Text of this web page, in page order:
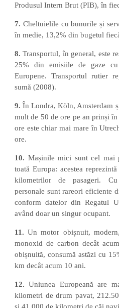
Produsul Intern Brut (PIB), în
7. Cheltuielile cu bunurile și
în medie, 13,2% din bugetul
8. Transportul, în general, este
25% din emisiile de gaze
Europene. Transportul rutier
sumă (2008).
9. În Londra, Köln, Amsterdam
mult de 50 de ore pe an prinși
ore este chiar mai mare în
ore.
10. Mașinile mici sunt cel mai
toată Europa: acestea
kilometrilor de pasageri.
personale sunt rareori eficiente
conform datelor din Regatul
având doar un singur ocupant.
11. Un motor obișnuit,
monoxid de carbon decât
obișnuită, consumă astăzi cu
km decât acum 10 ani.
12. Uniunea Europeană are
kilometri de drum pavat,
și 41.000 de kilometri de căi